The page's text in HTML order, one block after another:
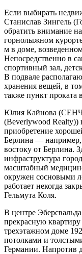
Если выбирать
Станислав Зингель
обратить внимание
горнолыжном
м в доме,
Непосредственно в
спортивный зал,
В подвале
хранения вещей, в
также пункт проката
Юлия Кайнова
(Beverlywood Realty))
приобретение
Берлина — например,
востоку от Берлина.
инфраструктура
масштабный
окружен сосновыми
работает некогда
Гельмута Коля.
В центре
прекрасную
трехэтажном доме
потолками и
Германии. Напротив